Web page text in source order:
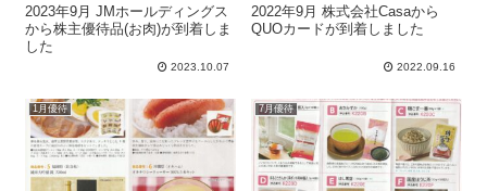
2023年9月 JMホールディングス
から株主優待品(お肉)が到着しま
した
2023.10.07
2022年9月 株式会社Casaから
QUOカードが到着しました
2022.09.16
1月優待 7月優待